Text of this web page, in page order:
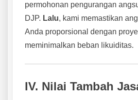
permohonan pengurangan
DJP. Lalu, kami memastikan
Anda proporsional dengan
meminimalkan beban likuiditas.
IV. Nilai Tambah